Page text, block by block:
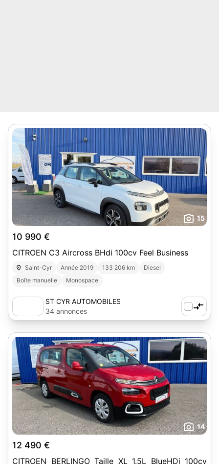
15
10 990 €
CITROEN C3 Aircross BHdi 100cv Feel Business
Saint-Cyr Année 2019 133 206 km
Diesel
Boîte manuelle
Monospace
ST CYR AUTOMOBILES
34 annonces
14
12 490 €
CITROEN BERLINGO Taille XL 1.5L BlueHDi 100cv